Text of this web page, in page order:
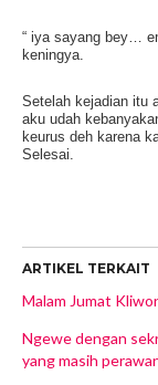
“ iya sayang bey…
keningya.
Setelah kejadian itu
aku udah
keurus deh karena
Selesai.
ARTIKEL TERKAIT
Malam Jumat
Ngewe dengan
yang masih